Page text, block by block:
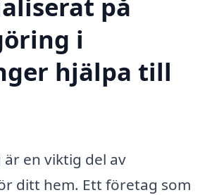
på
i
hjälpa till
en viktig del av
ditt hem. Ett företag som